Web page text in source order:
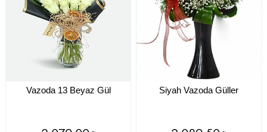
Vazoda 13 Beyaz Gül Siyah Vazoda Güller